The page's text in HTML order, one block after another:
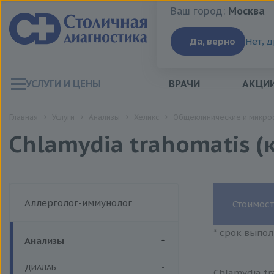
Ваш город:Москва
Ваш город: Москва
Да, верно Нет,
УСЛУГИ И ЦЕНЫ ВРАЧИ
Chlamydia trahomatis
Аллерголог-иммунолог
Анализы
ДИАЛАБ
* срок